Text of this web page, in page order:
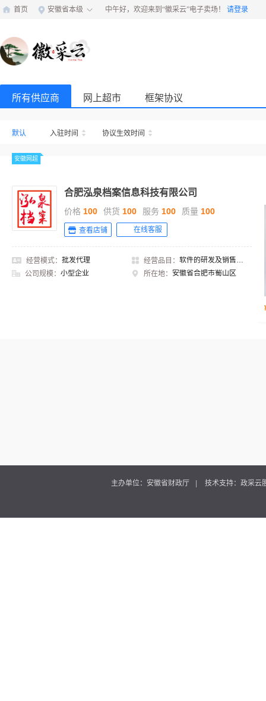
首页 安徽省本级 中午好，欢迎来到“徽采云”电子卖场！ 请登录
所有供应商 网上超市 框架协议
默认 入驻时间 协议生效时间
安徽网超
合肥泓泉档案信息科技有限公司
价格 100 供货 100 服务 100 质量 100
查看店铺 在线客服
经营模式： 批发代理 经营品目：
软件的研发及销售，档案规范化及信息化服务，档案整理、档案数字化、扫描、备份、微缩、存储服务，档案装具、密集架的生产与销售，智慧库房、智能密集架的集成研发及相关产品的生产与销售，档案用品及设备、档案盒、防磁柜、光盘柜销售，网络安全用品、家具、设备计算机、扫描
公司规模： 小型企业 所在地： 安徽省合肥市蜀山区
主办单位：安徽省财政厅 技术支持：政采云